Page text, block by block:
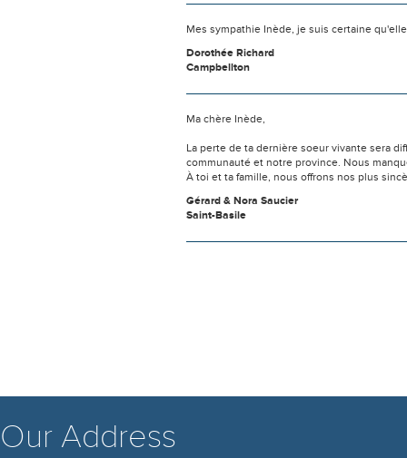
Mes sympathie Inède, je suis certaine
Dorothée Richard
Campbellton
Ma chère Inède,
La perte de ta dernière soeur vivante sera
communauté et notre province. Nous
À toi et ta famille, nous offrons nos plus
Gérard & Nora Saucier
Saint-Basile
Our Address